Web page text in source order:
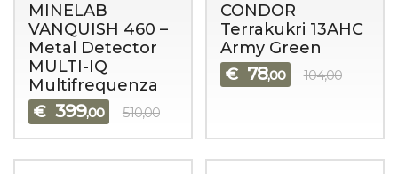
MINELAB
VANQUISH 460 –
Metal Detector
MULTI-IQ
Multifrequenza
€ 399,00 510,00
CONDOR
Terrakukri 13AHC
Army Green
€ 78,00 104,00